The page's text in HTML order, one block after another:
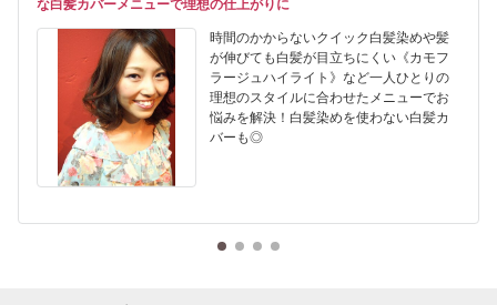
な白髪カバーメニューで理想の仕上がりに
時間のかからないクイック白髪染めや髪
が伸びても白髪が目立ちにくい《カモフ
ラージュハイライト》など一人ひとりの
理想のスタイルに合わせたメニューでお
悩みを解決！白髪染めを使わない白髪カ
バーも◎